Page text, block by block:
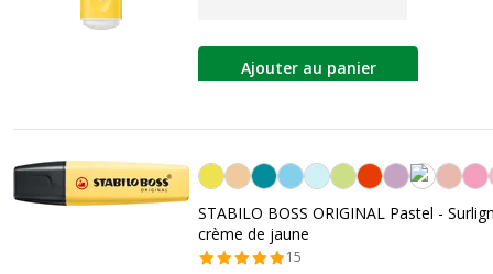
Ajouter au panier
Jaune
STABILO BOSS ORIGINAL Pastel -
crème de jaune
15